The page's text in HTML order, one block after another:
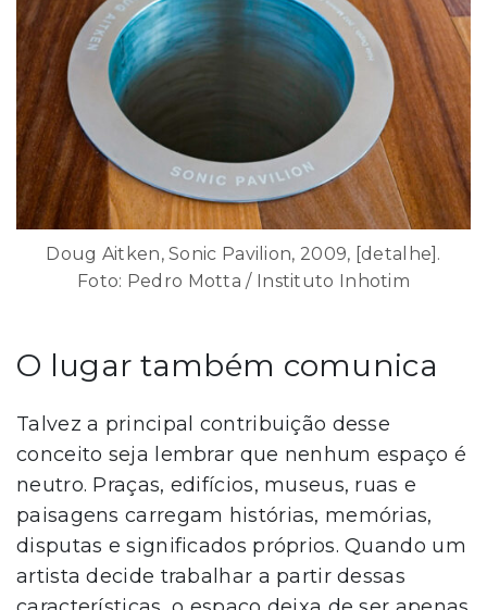
Doug Aitken, Sonic Pavilion, 2009, [detalhe].
Foto: Pedro Motta / Instituto Inhotim
O lugar também comunica
Talvez a principal contribuição desse
conceito seja lembrar que nenhum espaço é
neutro. Praças, edifícios, museus, ruas e
paisagens carregam histórias, memórias,
disputas e significados próprios. Quando um
artista decide trabalhar a partir dessas